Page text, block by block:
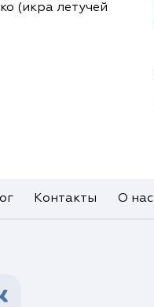
(икра летучей
Контакты О нас